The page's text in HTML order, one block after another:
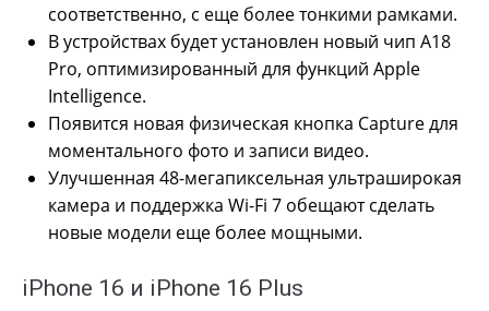
соответственно, с еще более тонкими рамками.
В устройствах будет установлен новый чип A18
Pro, оптимизированный для функций Apple
Intelligence.
Появится новая физическая кнопка Capture для
моментального фото и записи видео.
Улучшенная 48-мегапиксельная ультраширокая
камера и поддержка Wi-Fi 7 обещают сделать
новые модели еще более мощными.
iPhone 16 и iPhone 16 Plus